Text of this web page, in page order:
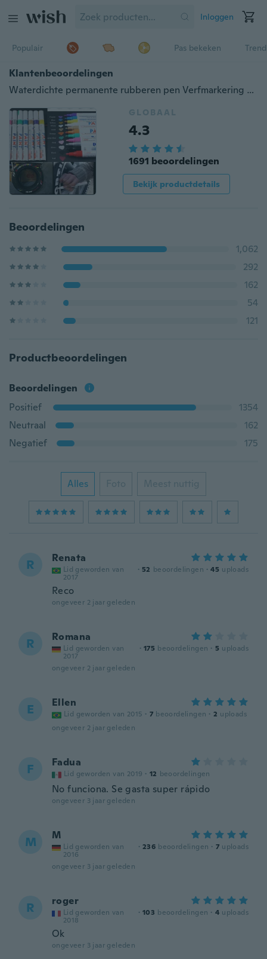
Inloggen
Populair Pas bekeken
Klantenbeoordelingen
Waterdichte permanente rubberen pen Verfmarkering Autoband Band Loopvlak Verfpen
GLOBAAL
4.3
1691 beoordelingen
Bekijk productdetails
Beoordelingen
1,062
292
162
54
121
Productbeoordelingen
Beoordelingen
Positief
1354
Neutraal
162
Negatief
175
Alles Foto Meest nuttig
R Renata
Lid geworden van
2017
· 52 beoordelingen · 45 uploads
Reco
ongeveer 2 jaar geleden
R Romana
Lid geworden van
2017
· 175 beoordelingen · 5 uploads
ongeveer 2 jaar geleden
E Ellen
Lid geworden van 2015 · 7 beoordelingen · 2 uploads
ongeveer 2 jaar geleden
F Fadua
Lid geworden van 2019 · 12 beoordelingen
No funciona. Se gasta super rápido
ongeveer 3 jaar geleden
M M
Lid geworden van
2016
· 236 beoordelingen · 7 uploads
ongeveer 3 jaar geleden
R roger
Lid geworden van
2018
· 103 beoordelingen · 4 uploads
Ok
ongeveer 3 jaar geleden